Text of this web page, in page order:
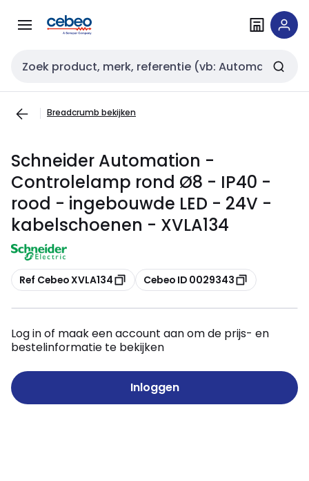
naar
naar
Zoekveld invoer
Breadcrumb bekijken
Schneider Automation -
Controlelamp rond Ø8 - IP40 -
rood - ingebouwde LED - 24V -
kabelschoenen - XVLA134
Kopiëren
Ref Cebeo XVLA134 Kopiëren
Cebeo ID 0029343
Log in of maak een account aan om de prijs- en
bestelinformatie te bekijken
Inloggen